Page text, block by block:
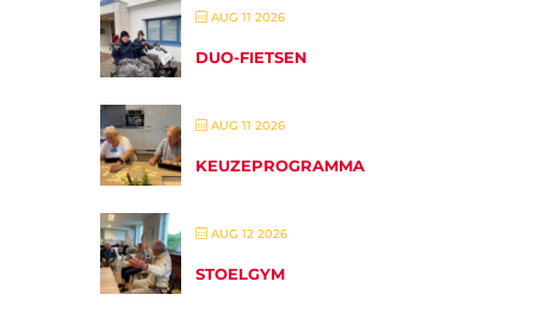
AUG 11 2026
DUO-FIETSEN
AUG 11 2026
KEUZEPROGRAMMA
AUG 12 2026
STOELGYM